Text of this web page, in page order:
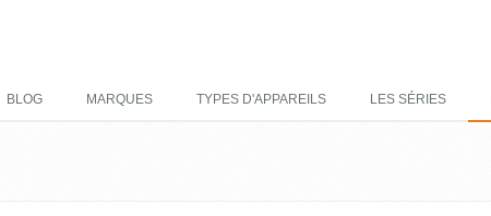
BLOG MARQUES TYPES D'APPAREILS LES SÉRIES